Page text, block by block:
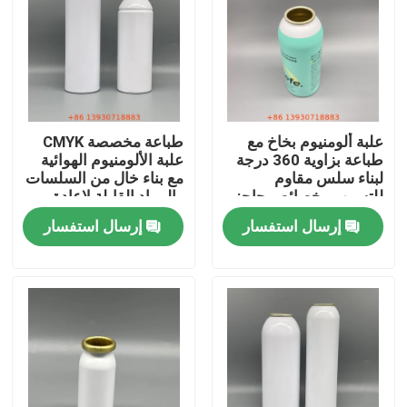
مسكن
منتجات
معلومات عنا
جولة في المعمل
علبة ألومنيوم بخاخ مع
طباعة بزاوية 360 درجة
لبناء سلس مقاوم
للتسرب وخصائص حاجز
فائقة
إرسال استفسار
طباعة مخصصة CMYK
علبة الألومنيوم الهوائية
مع بناء خال من السلسات
والمواد القابلة لإعادة
التدوير بشكل لا نهائي
إرسال استفسار